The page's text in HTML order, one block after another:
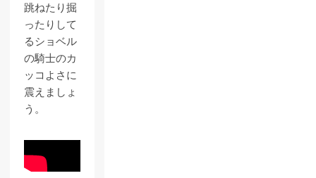
跳ねたり掘
ったりして
るショベル
の騎士のカ
ッコよさに
震えましょ
う。